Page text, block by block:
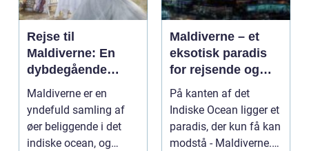
Rejse til
Maldiverne: En
dybdegående
oplevelse af
paradisets
skønhed og
historie
Maldiverne er en
yndefuld samling af
øer beliggende i det
indiske ocean, og
Maldiverne – et
eksotisk paradis
for rejsende og
eventyrlystne
På kanten af det
Indiske Ocean ligger et
paradis, der kun få kan
modstå - Maldiverne.